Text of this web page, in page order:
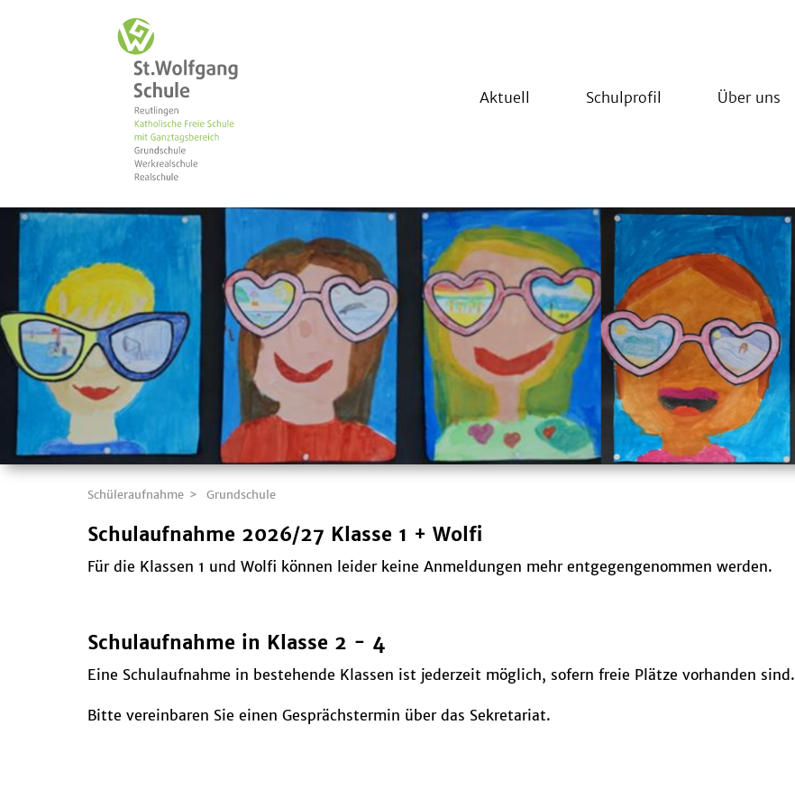
Aktuell Schulprofil Über uns
Schüleraufnahme Grundschule
Schulaufnahme 2026/27 Klasse 1 + Wolfi
Für die Klassen 1 und Wolfi können leider keine Anmeldungen mehr entgegengenommen werden.
Schulaufnahme in Klasse 2 - 4
Eine Schulaufnahme in bestehende Klassen ist jederzeit möglich, sofern freie Plätze vorhanden sind.
Bitte vereinbaren Sie einen Gesprächstermin über das Sekretariat.